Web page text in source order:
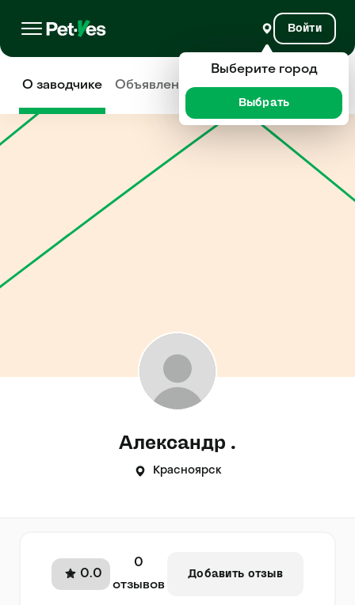
Войти
О заводчике Объявления Отзывы
Александр .
Красноярск
0.0
0
отзывов
Добавить отзыв
Выберите город
Выбрать